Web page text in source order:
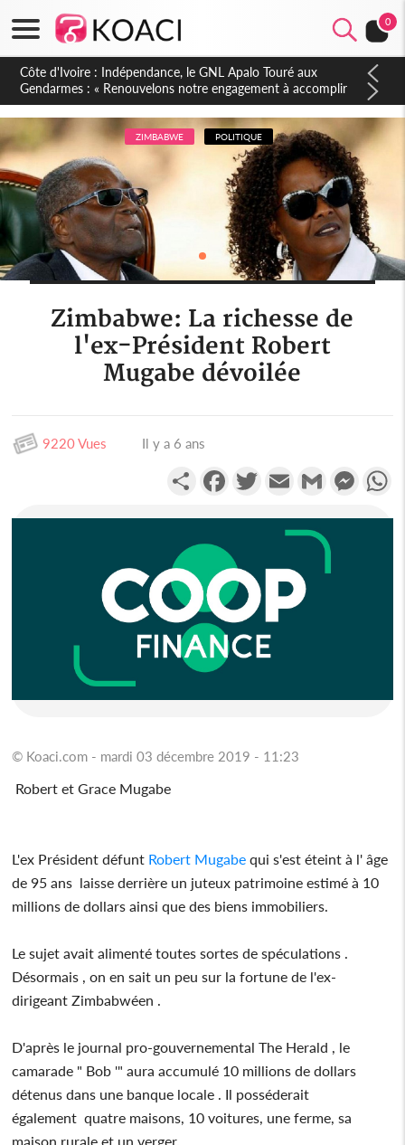
0
Sierra Leone : Un projet de réforme constitutionnelle en
gestation, points clés des amendements, un exclu d'avance
ZIMBABWE POLITIQUE
Zimbabwe: La richesse de
l'ex-Président Robert
Mugabe dévoilée
9220 Vues Il y a 6 ans
PartagerFacebookTwitterEmail Gmail
© Koaci.com - mardi 03 décembre 2019 - 11:23
Robert et Grace Mugabe
L'ex Président défunt Robert Mugabe qui s'est éteint à l' âge
de 95 ans laisse derrière un juteux patrimoine estimé à 10
millions de dollars ainsi que des biens immobiliers.
Le sujet avait alimenté toutes sortes de spéculations .
Désormais , on en sait un peu sur la fortune de l'ex-
dirigeant Zimbabwéen .
D'après le journal pro-gouvernemental The Herald , le
camarade " Bob '" aura accumulé 10 millions de dollars
détenus dans une banque locale . Il posséderait
également quatre maisons, 10 voitures, une ferme, sa
maison rurale et un verger.